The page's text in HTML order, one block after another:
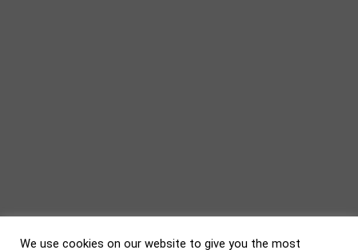
We use cookies on our website to give you the most